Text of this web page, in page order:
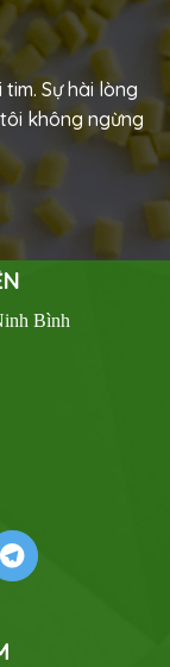
Sự hài lòng
không ngừng
Bình